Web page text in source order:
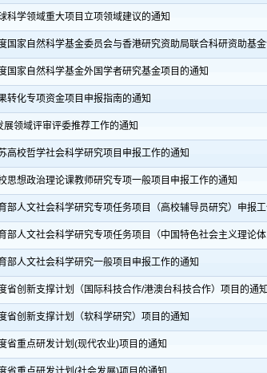
科学领域重大项目立项领域建议的通知
国家自然科学基金委员会与香港研究资助局联合科研资助基
国家自然科学基金外国学者研究基金项目的通知
转化专项资金项目申报指南的通知
领域评审评委推荐工作的通知
高校哲学社会科学研究项目申报工作的通知
思想政治理论课教师研究专项一般项目申报工作的通知
部人文社会科学研究专项任务项目（高校辅导员研究）申报
部人文社会科学研究专项任务项目（中国特色社会主义理论
部人文社会科学研究一般项目申报工作的通知
省创新支撑计划（国际科技合作/港澳台科技合作）项目的通知
省创新支撑计划（软科学研究）项目的通知
省重点研发计划(现代农业)项目的通知